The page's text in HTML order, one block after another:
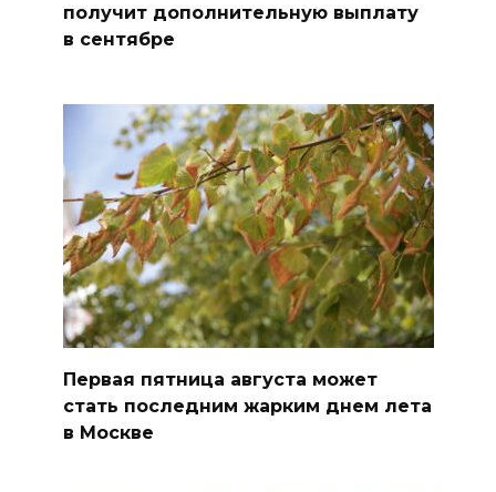
получит дополнительную выплату
в сентябре
Первая пятница августа может
стать последним жарким днем лета
в Москве